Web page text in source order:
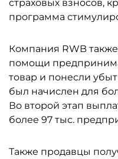
страховых взносов,
программа
Компания RWB также
помощи
товар и понесли
был начислен для
Во второй этап
более 97 тыс.
Также продавцы